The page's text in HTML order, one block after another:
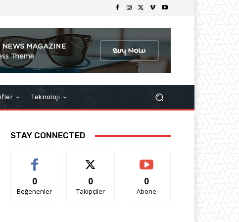
Teknoloji
STAY CONNECTED
0
Beğenenler
0
Takipçiler
0
Abone